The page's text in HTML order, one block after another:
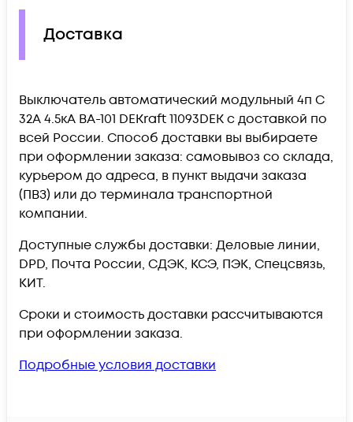
Доставка
Выключатель автоматический модульный 4п C
32А 4.5кА ВА-101 DEKraft 11093DEK c доставкой по
всей России. Способ доставки вы выбираете
при оформлении заказа: самовывоз со склада,
курьером до адреса, в пункт выдачи заказа
(ПВЗ) или до терминала транспортной
компании.
Доступные службы доставки: Деловые линии,
DPD, Почта России, СДЭК, КСЭ, ПЭК, Спецсвязь,
КИТ.
Сроки и стоимость доставки рассчитываются
при оформлении заказа.
Подробные условия доставки